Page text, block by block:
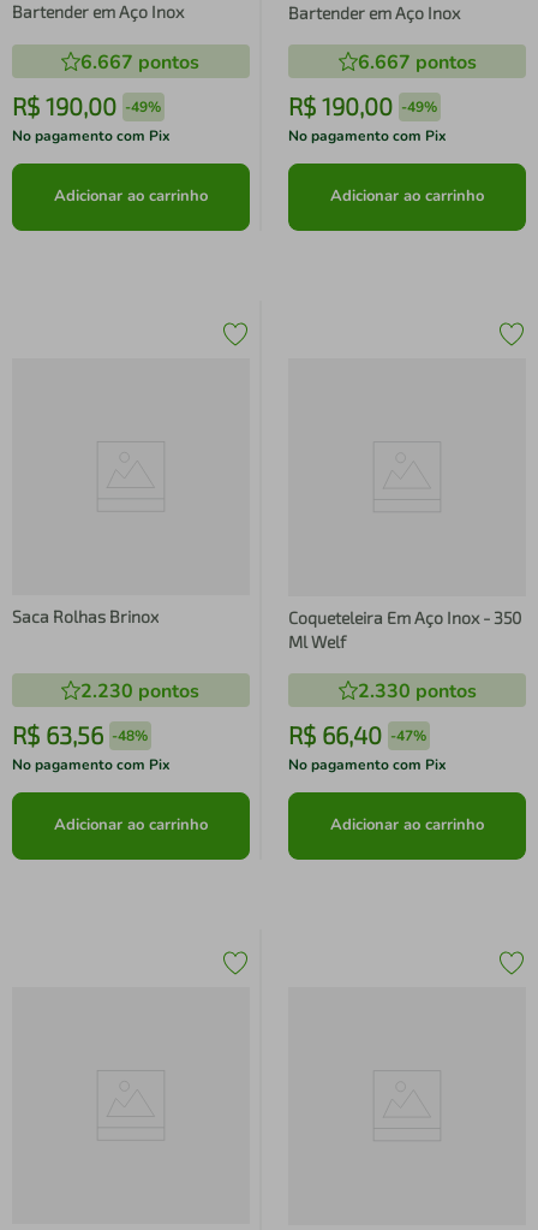
Bartender em Aço Inox
6.667 pontos
R$ 190,00 -49%
No pagamento com Pix
Adicionar ao carrinho
Bartender em Aço Inox
6.667 pontos
R$ 190,00 -49%
No pagamento com Pix
Adicionar ao carrinho
Saca Rolhas Brinox
2.230 pontos
R$ 63,56 -48%
No pagamento com Pix
Adicionar ao carrinho
Coqueteleira Em Aço Inox - 350
Ml Welf
2.330 pontos
R$ 66,40 -47%
No pagamento com Pix
Adicionar ao carrinho